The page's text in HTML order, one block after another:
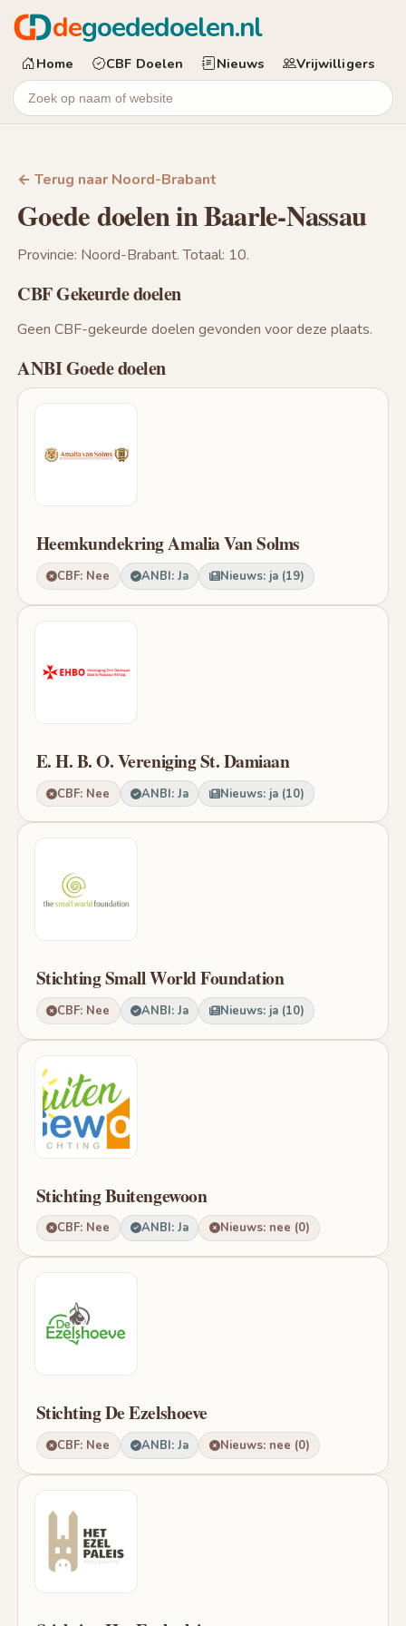
degoededoelen.nl
Home CBF Doelen Nieuws Vrijwilligers
← Terug naar Noord-Brabant
Goede doelen in Baarle-Nassau
Provincie: Noord-Brabant. Totaal: 10.
CBF Gekeurde doelen
Geen CBF-gekeurde doelen gevonden voor deze plaats.
ANBI Goede doelen
Heemkundekring Amalia Van Solms
CBF: Nee ANBI: Ja Nieuws: ja (19)
E. H. B. O. Vereniging St. Damiaan
CBF: Nee ANBI: Ja Nieuws: ja (10)
Stichting Small World Foundation
CBF: Nee ANBI: Ja Nieuws: ja (10)
Stichting Buitengewoon
CBF: Nee ANBI: Ja Nieuws: nee (0)
Stichting De Ezelshoeve
CBF: Nee ANBI: Ja Nieuws: nee (0)